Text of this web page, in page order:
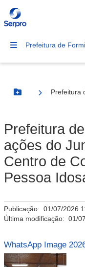
Prefeitura de
Botão Menu
Prefeitura
Prefeitura
ações do
Centro de
Pessoa
Publicação: 01/07/2026
Última modificação: 01/
WhatsApp Image